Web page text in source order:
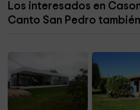
Iglesia de San Antonio y San
Los interesados en
Canto San Pedro